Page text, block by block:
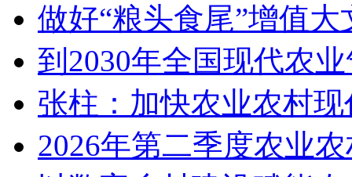
做好“粮头食尾”增值大
到2030年全国现代农
张柱：加快农业农村
2026年第二季度农业